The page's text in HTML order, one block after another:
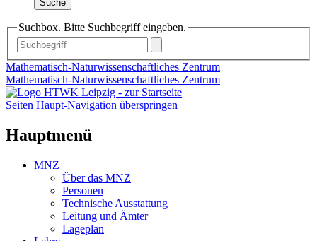
Suche
Suchbox. Bitte Suchbegriff eingeben.
Mathematisch-Naturwissenschaftliches Zentrum
Mathematisch-Naturwissenschaftliches Zentrum
Seiten Haupt-Navigation überspringen
Hauptmenü
MNZ
Über das MNZ
Personen
Technische Ausstattung
Leitung und Ämter
Lageplan